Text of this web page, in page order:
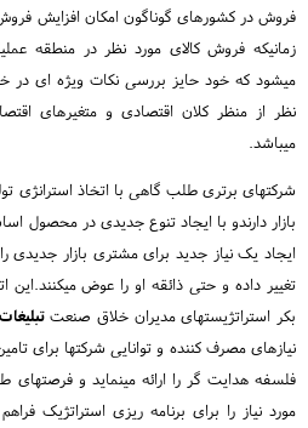
فروش در کشورهای گوناگون امکان افزایش فروش
زمانیکه فروش کالای مورد نظر در منطقه
میشود که خود حایز بررسی نکات ویژه ای
نظر از منظر کلان اقتصادی و متغیرهای
میباشد.
شرکتهای برتری طلب گاهی با اتخاذ
بازار دارندو با ایجاد تنوع جدیدی در محصول
ایجاد یک نیاز جدید برای مشتری بازار
تغییر داده و حتی ذائقه او را عوض میکنند.این
بکر استراتژیستهای مدیران خلاق صنعتتبلیغات
نیازهای مصرف کننده و توانایی شرکتها برای
فلسفه هدایت گر را ارائه مینماید و فرصتهای
مورد نیاز را برای برنامه ریزی استراتژیک